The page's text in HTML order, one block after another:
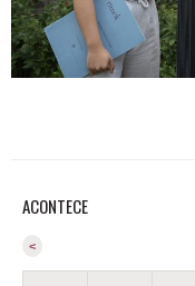
ACONTECE
<